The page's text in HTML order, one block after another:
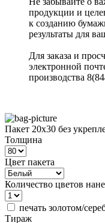
продукции и
к созданию
результаты для
Для заказа и
электронной
производства
Пакет 20х30 без
Толщина
Цвет пакета
Количество цветов
печать золотом/
Тираж